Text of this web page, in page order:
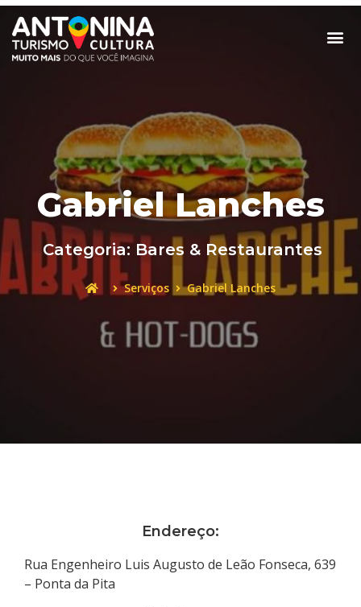
Gabriel Lanches
Categoria: Bares & Restaurantes
Serviços Gabriel Lanches
Endereço:
Rua Engenheiro Luis Augusto de Leão Fonseca, 639
– Ponta da Pita